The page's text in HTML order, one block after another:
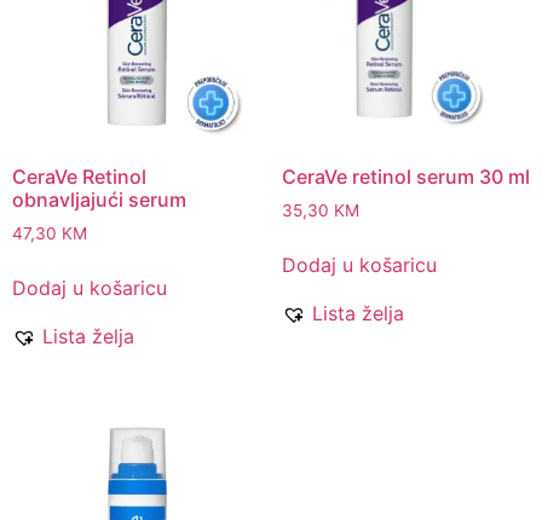
CeraVe Retinol
obnavljajući serum
47,30 KM
Dodaj u košaricu
Lista želja
CeraVe retinol serum 30 ml
35,30 KM
Dodaj u košaricu
Lista želja